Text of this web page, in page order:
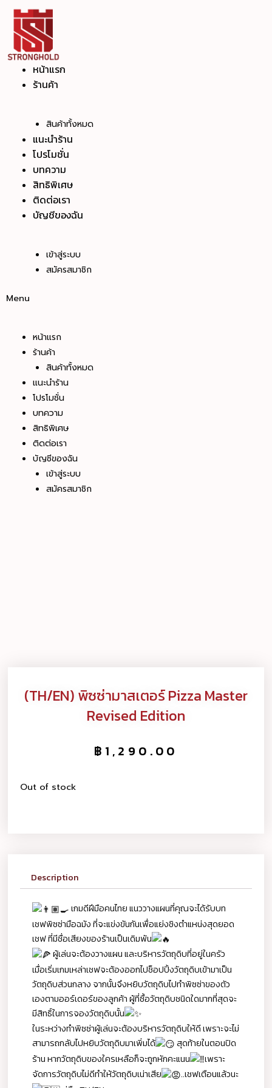
Skip
content
หน้าแรก
ร้านค้า
สินค้าทั้งหมด
แนะนำร้าน
โปรโมชั่น
บทความ
สิทธิพิเศษ
ติดต่อเรา
บัญชีของฉัน
เข้าสู่ระบบ
สมัครสมาชิก
Menu
หน้าแรก
ร้านค้า
สินค้าทั้งหมด
แนะนำร้าน
โปรโมชั่น
บทความ
สิทธิพิเศษ
ติดต่อเรา
บัญชีของฉัน
เข้าสู่ระบบ
สมัครสมาชิก
(TH/EN) พิซซ่ามาสเตอร์ Pizza Master
Revised Edition
฿ 1,290.00
Out of stock
Description
เกมดีฝีมือคนไทย แนววางแผนที่คุณจะได้รับบท
เชฟพิซซ่ามือฉมัง ที่จะแข่งขันกันเพื่อแย่งชิงตำแหน่งสุดยอด
เชฟ ที่มีชื่อเสียงของร้านเป็นเดิมพัน
ผู้เล่นจะต้องวางแผน และบริหารวัตถุดิบที่อยู่ในครัว
เมื่อเริ่มเกมเหล่าเชฟจะต้องออกไปช็อปปิ้งวัตถุดิบเข้ามาเป็น
วัตถุดิบส่วนกลาง จากนั้นจึงหยิบวัตถุดิบไปทำพิซซ่าของตัว
เองตามออร์เดอร์ของลูกค้า ผู้ที่ซื้อวัตถุดิบชนิดใดมากที่สุดจะ
มีสิทธิ์ในการจองวัตถุดิบนั้น
ในระหว่างทำพิซซ่าผู้เล่นจะต้องบริหารวัตถุดิบให้ดี เพราะจะไม่
สามารถกลับไปหยิบวัตถุดิบมาเพิ่มได้
สุดท้ายในตอนปิด
ร้าน หากวัตถุดิบของใครเหลือก็จะถูกหักคะแนน
เพราะ
จัดการวัตถุดิบไม่ดีทำให้วัตถุดิบเน่าเสีย
..เชฟเตือนแล้วนะ